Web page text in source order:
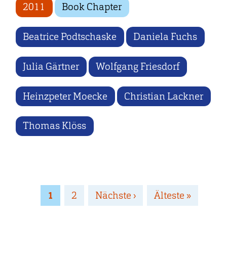
2011 Book Chapter
Beatrice Podtschaske Daniela Fuchs
Julia Gärtner Wolfgang Friesdorf
Heinzpeter Moecke Christian Lackner
Thomas Klöss
Seitennummerierung
Page
1 Page
2
Nächste
Nächste ›
Letzte
Älteste »